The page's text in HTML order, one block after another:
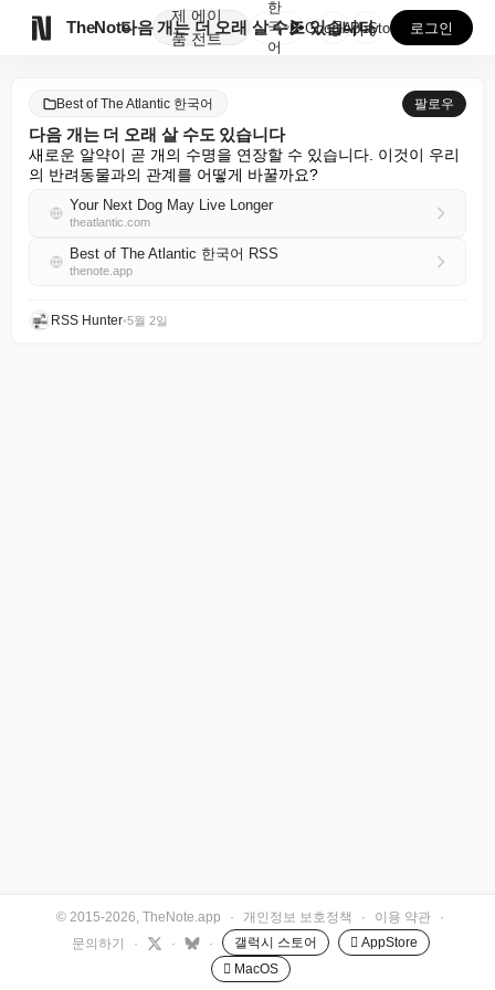
TheNote
제
품
에이
전트
다음 개는 더 오래 살 수도 있습니다
한
국
어
GooglePlay
AppStore 로그인
Best of The Atlantic 한국어 팔로우
다음 개는 더 오래 살 수도 있습니다
새로운 알약이 곧 개의 수명을 연장할 수 있습니다. 이것이 우리
의 반려동물과의 관계를 어떻게 바꿀까요?
Your Next Dog May Live Longer
theatlantic.com
Best of The Atlantic 한국어 RSS
thenote.app
RSS Hunter•5월 2일
© 2015-2026, TheNote.app · 개인정보 보호정책 · 이용 약관
·
문의하기
· · · 갤럭시 스토어
 AppStore
 MacOS